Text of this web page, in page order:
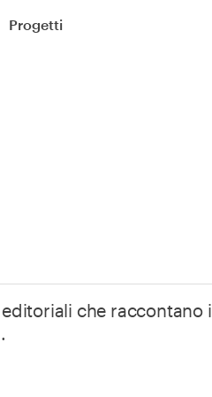
Progetti
che raccontano i